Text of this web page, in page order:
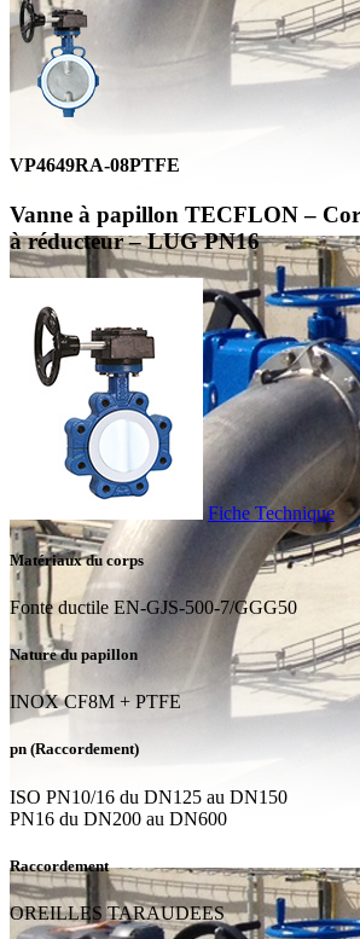
VP4649RA-08PTFE
Vanne à papillon TECFLON –
à réducteur – LUG PN16
Fiche Technique
Matériaux du corps
Fonte ductile EN-GJS-500-7/GGG50
Nature du papillon
INOX CF8M + PTFE
pn (Raccordement)
ISO PN10/16 du DN125 au DN150
PN16 du DN200 au DN600
Raccordement
OREILLES TARAUDEES